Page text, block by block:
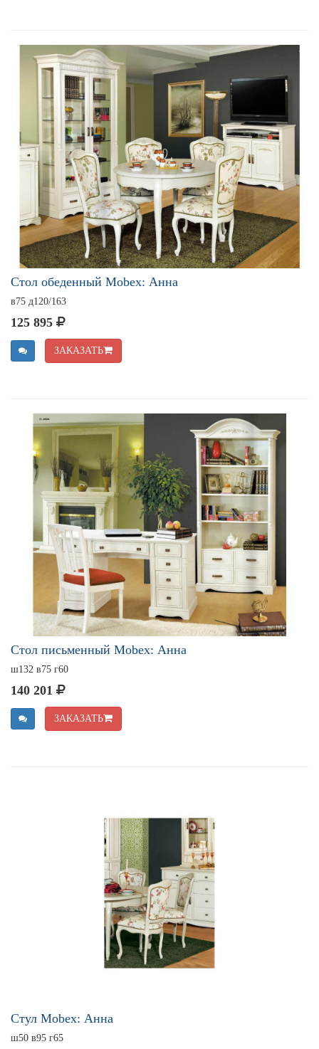
Стол обеденный Mobex: Анна
в75 д120/163
125 895
ЗАКАЗАТЬ
Стол письменный Mobex: Анна
ш132 в75 г60
140 201
ЗАКАЗАТЬ
Стул Mobex: Анна
ш50 в95 г65